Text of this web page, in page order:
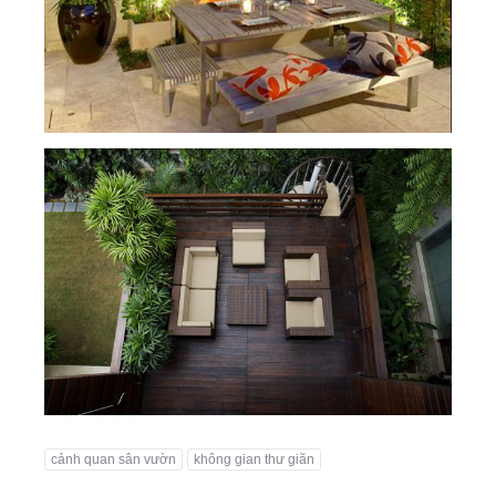
cảnh quan sân vườn không gian thư giãn